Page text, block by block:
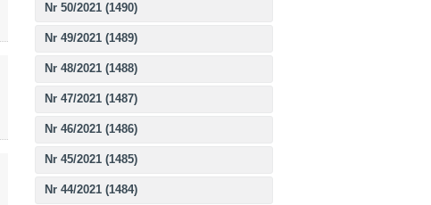
Nr 50/2021 (1490)
Nr 49/2021 (1489)
Nr 48/2021 (1488)
Nr 47/2021 (1487)
Nr 46/2021 (1486)
Nr 45/2021 (1485)
Nr 44/2021 (1484)